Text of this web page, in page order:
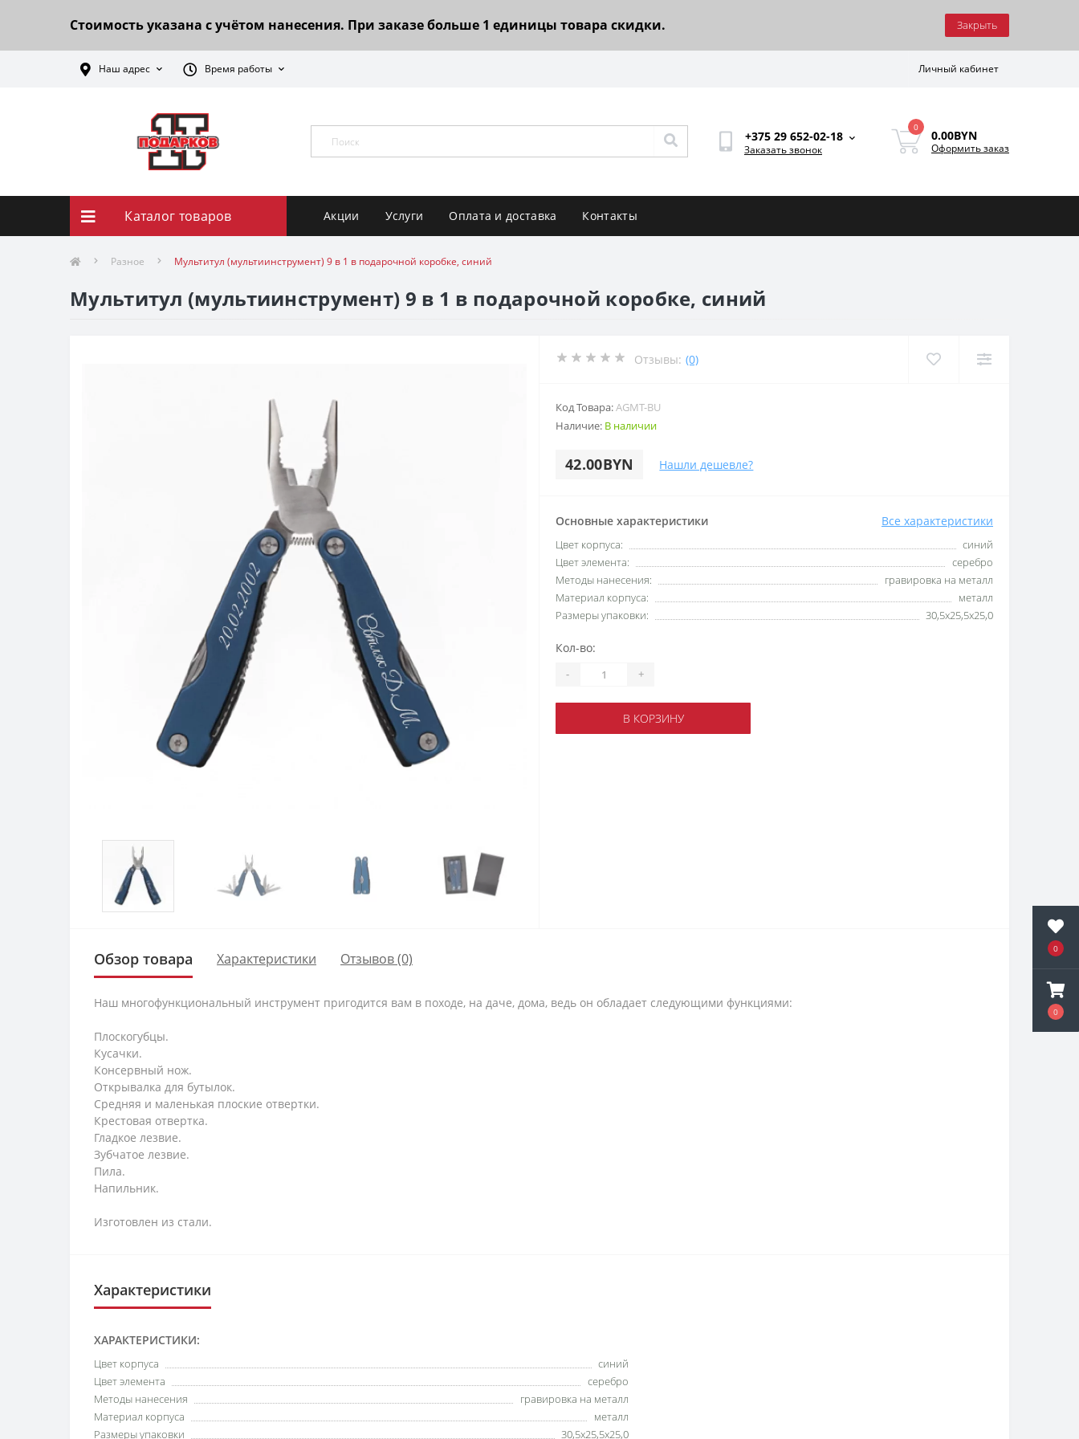
0
0
Стоимость указана с учётом нанесения. При заказе больше 1 единицы товара скидки. Закрыть
Наш адрес Время работы Личный кабинет
+375 29 652-02-18
Заказать звонок
0
0.00BYN
Оформить заказ
Каталог товаров Акции Услуги Оплата и доставка Контакты
Разное Мультитул (мультиинструмент) 9 в 1 в подарочной коробке, синий
Мультитул (мультиинструмент) 9 в 1 в подарочной коробке, синий
Отзывы: (0)
Код Товара:AGMT-BU
Наличие: В наличии
42.00BYN Нашли дешевле?
Основные характеристики Все характеристики
Цвет корпуса:
синий
Цвет элемента:
серебро
Методы нанесения:
гравировка на металл
Материал корпуса:
металл
Размеры упаковки:
30,5x25,5x25,0
Кол-во:
- +
В КОРЗИНУ
Обзор товара Характеристики Отзывов (0)
Наш многофункциональный инструмент пригодится вам в походе, на даче, дома, ведь он обладает следующими функциями:
Плоскогубцы.
Кусачки.
Консервный нож.
Открывалка для бутылок.
Средняя и маленькая плоские отвертки.
Крестовая отвертка.
Гладкое лезвие.
Зубчатое лезвие.
Пила.
Напильник.
Изготовлен из стали.
Характеристики
ХАРАКТЕРИСТИКИ:
Цвет корпуса
синий
Цвет элемента
серебро
Методы нанесения
гравировка на металл
Материал корпуса
металл
Размеры упаковки
30,5x25,5x25,0